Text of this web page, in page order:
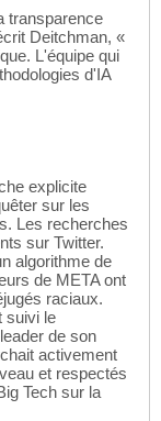
transparence
Deitchman, «
L'équipe qui
d'IA
explicite
sur les
Les recherches
sur Twitter.
algorithme de
de META ont
raciaux.
suivi le
de son
activement
et respectés
Tech sur la